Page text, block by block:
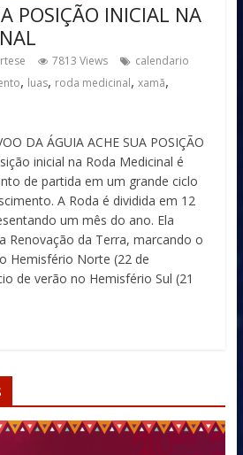
POSIÇÃO INICIAL NA
7813 Views
calendario
, luas, roda medicinal, xamã,
DA ÁGUIA ACHE SUA POSIÇÃO
inicial na Roda Medicinal é
de partida em um grande ciclo
A Roda é dividida em 12
um mês do ano. Ela
Renovação da Terra, marcando o
Hemisfério Norte (22 de
de verão no Hemisfério Sul (21